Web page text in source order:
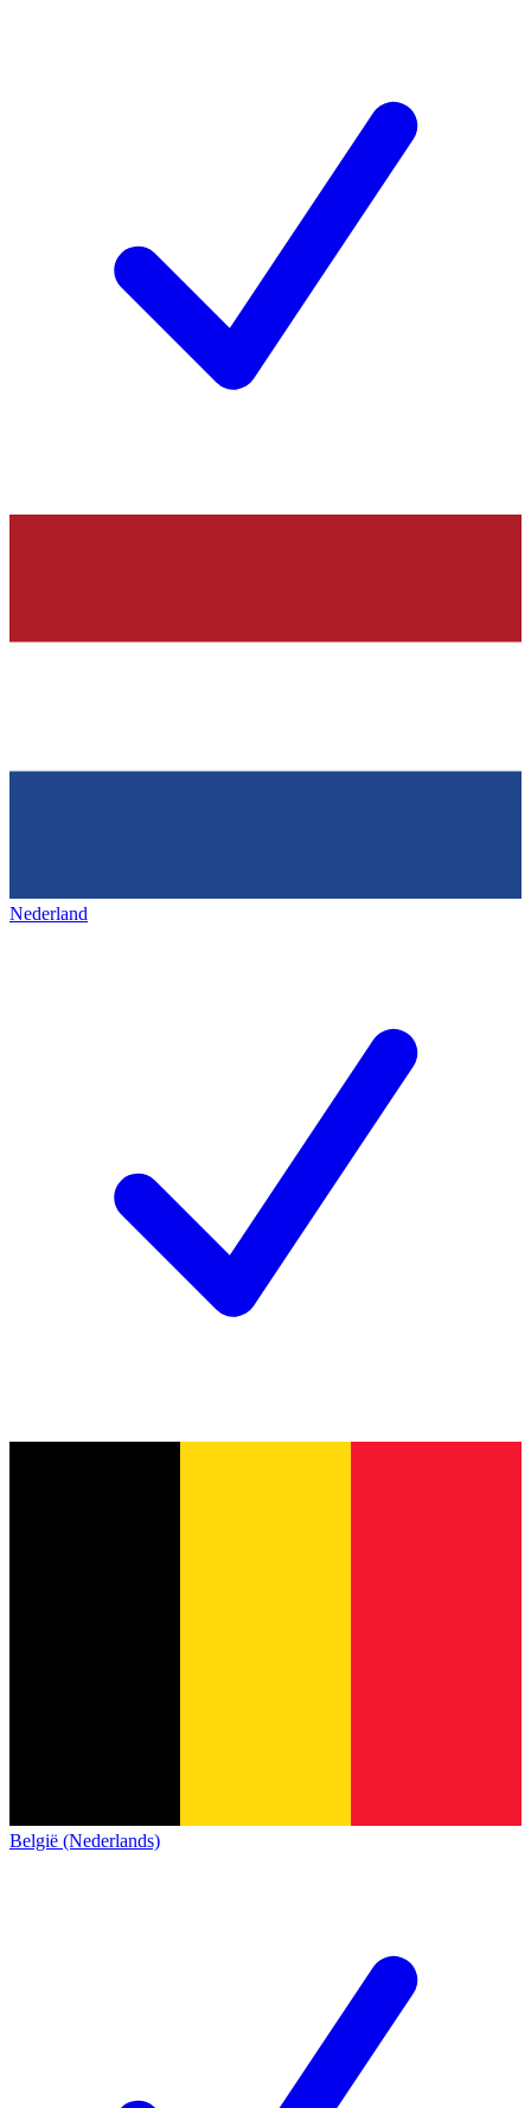
Nederland
België (Nederlands)